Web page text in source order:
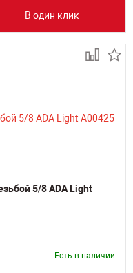
В один клик
5/8 ADA Light
Есть в наличии